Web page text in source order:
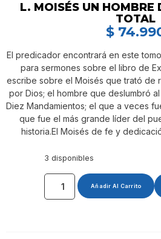
L. MOISÉS UN HOMBRE
TOTAL
$
El predicador encontrará en este
para sermones sobre el libro de
escribe sobre el Moisés que trató de
por Dios; el hombre que deslumbró
Diez Mandamientos; el que a veces
que fue el más grande líder del
historia.El Moisés de fe y
3 disponibles
Añadir Al Carrito